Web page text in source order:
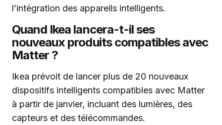
l’intégration des appareils intelligents.
Quand Ikea lancera-t-il ses
nouveaux produits compatibles avec
Matter ?
Ikea prévoit de lancer plus de 20 nouveaux
dispositifs intelligents compatibles avec Matter
à partir de janvier, incluant des lumières, des
capteurs et des télécommandes.